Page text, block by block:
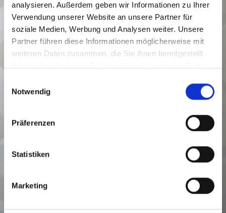
analysieren. Außerdem geben wir Informationen zu Ihrer
Verwendung unserer Website an unsere Partner für
soziale Medien, Werbung und Analysen weiter. Unsere
Partner führen diese Informationen möglicherweise mit
weiteren Daten zusammen, die Sie ihnen bereitgestellt
Notwendig
Präferenzen
Statistiken
Marketing